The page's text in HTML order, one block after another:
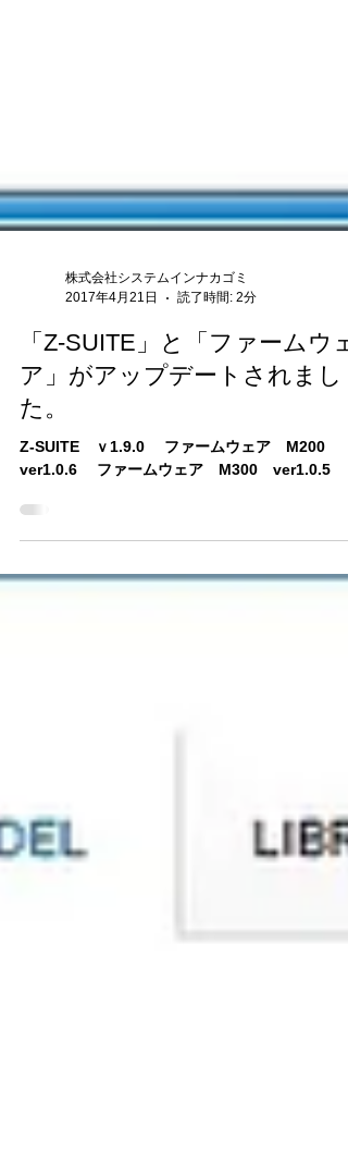
2017年4月21日
読了時間: 2分
「Z-SUITE」と「ファームウェ
ア」がアップデートされまし
た。
ver1.0.6 ファームウェア M300 ver1.0.5